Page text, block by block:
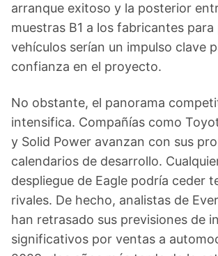
arranque exitoso y la posterior
muestras B1 a los fabricantes para
vehículos serían un impulso clave
confianza en el proyecto.
No obstante, el panorama
intensifica. Compañías como
y Solid Power avanzan con sus
calendarios de desarrollo.
despliegue de Eagle podría ceder
rivales. De hecho, analistas de
han retrasado sus previsiones de
significativos por ventas a